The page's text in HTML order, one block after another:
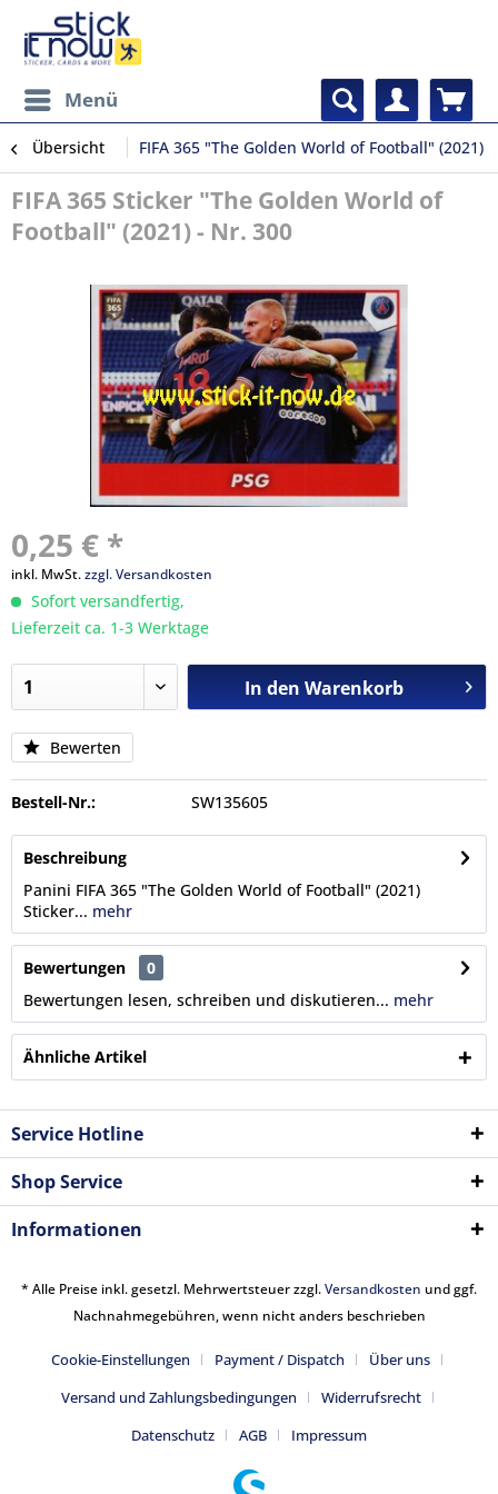
Menü
Übersicht FIFA 365 "The Golden World of Football" (2021)
FIFA 365 Sticker "The Golden World of
Football" (2021) - Nr. 300
0,25 € *
inkl. MwSt.zzgl. Versandkosten
Sofort versandfertig,
Lieferzeit ca. 1-3 Werktage
In den Warenkorb
Bewerten
Bestell-Nr.: SW135605
Beschreibung
Panini FIFA 365 "The Golden World of Football" (2021)
Sticker... mehr
Bewertungen
0
Bewertungen lesen, schreiben und diskutieren... mehr
Ähnliche Artikel
Service Hotline
Shop Service
Informationen
* Alle Preise inkl. gesetzl. Mehrwertsteuer zzgl.Versandkosten und ggf.
Nachnahmegebühren, wenn nicht anders beschrieben
Cookie-Einstellungen Payment / Dispatch
Über uns
Versand und Zahlungsbedingungen
Widerrufsrecht
Datenschutz
AGB Impressum